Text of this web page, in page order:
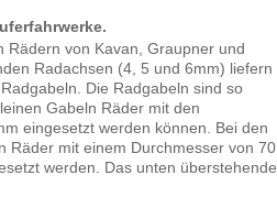
Rädern von Kavan, Graupner und
Radachsen (4, 5 und 6mm) liefern
Die Radgabeln sind so
Gabeln Räder mit den
eingesetzt werden können. Bei den
Räder mit einem Durchmesser von 70,
werden. Das unten überstehende